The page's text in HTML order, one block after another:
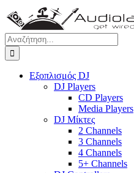
Αναζήτηση
για:
Εξοπλισμός DJ
DJ Players
CD Players
Media Players
DJ Μίκτες
2 Channels
3 Channels
4 Channels
5+ Channels